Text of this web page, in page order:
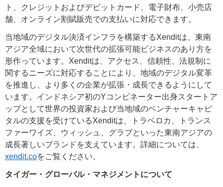
ト、クレジットおよびデビットカード、電子財布、小売店
舗、オンライン割賦販売での支払いに対応できます。
当地域のデジタル決済インフラを構築するXenditは、東南
アジア全域において次世代の拡張可能ビジネスのあり方を
形作っています。Xenditは、アクセス、信頼性、法規制に
関するニーズに対応することにより、地域のデジタル変革
を推進し、より多くの企業が拡張・成長できるようにして
います。インドネシア初のYコンビネーター出身スタートア
ップとして世界の投資家および当地域のベンチャーキャピ
タルの支援を受けているXenditは、トラベロカ、トランス
ファーワイズ、ウィッシュ、グラブといった東南アジアの
成長著しいブランドを支えています。詳細については、
xendit.coをご覧ください。
タイガー・グローバル・マネジメントについて